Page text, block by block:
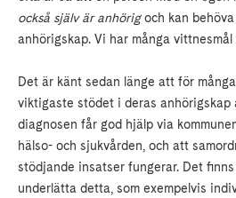
också själv är anhörigoch kan
anhörigskap. Vi har många
Det är känt sedan länge att för
viktigaste stödet i deras anhörigskap
diagnosen får god hjälp via
hälso- och sjukvården, och att
stödjande insatser fungerar. Det
underlätta detta, som exempelvis